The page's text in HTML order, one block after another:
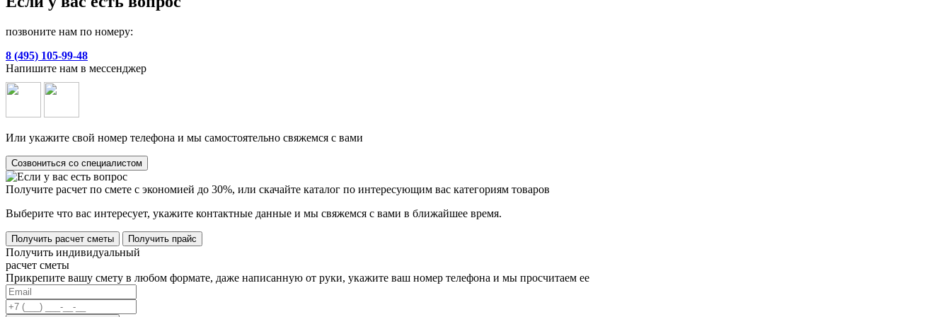
позвоните нам по номеру:
8 (495) 105-99-48
Напишите нам в мессенджер
Или укажите свой номер телефона и мы самостоятельно свяжемся с вами
Созвониться со специалистом
Получите расчет по смете с экономией до 30%, или скачайте каталог по интересующим вас категориям товаров
Выберите что вас интересует, укажите контактные данные и мы свяжемся с вами в ближайшее время.
Получить расчет сметы Получить прайс
Получить индивидуальный
расчет сметы
Прикрепите вашу смету в любом формате, даже написанную от руки, укажите ваш номер телефона и мы просчитаем ее